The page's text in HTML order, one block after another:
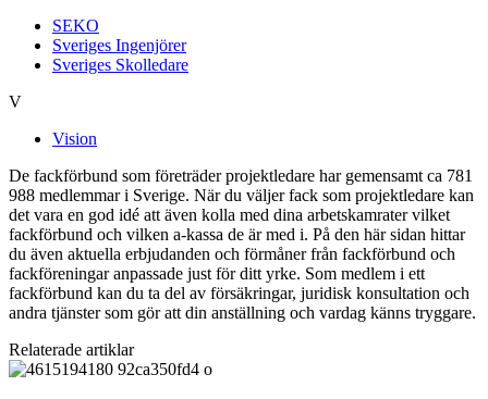
SEKO
Sveriges Ingenjörer
Sveriges Skolledare
V
Vision
De fackförbund som företräder projektledare har gemensamt ca 781
988 medlemmar i Sverige. När du väljer fack som projektledare kan
det vara en god idé att även kolla med dina arbetskamrater vilket
fackförbund och vilken a-kassa de är med i. På den här sidan hittar
du även aktuella erbjudanden och förmåner från fackförbund och
fackföreningar anpassade just för ditt yrke. Som medlem i ett
fackförbund kan du ta del av försäkringar, juridisk konsultation och
andra tjänster som gör att din anställning och vardag känns tryggare.
Relaterade artiklar